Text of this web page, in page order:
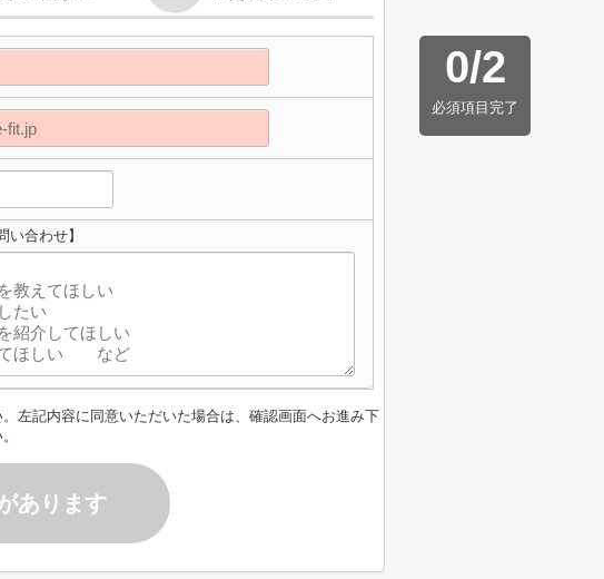
0/2
必須項目完了
い合わせ】
左記内容に同意いただいた場合は、確認画面へお進み下
あります